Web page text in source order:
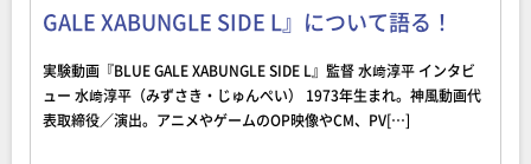
GALE XABUNGLE SIDE L』について語る！
実験動画『BLUE GALE XABUNGLE SIDE L』監督 水﨑淳平 インタビ
ュー 水﨑淳平（みずさき・じゅんぺい） 1973年生まれ。神風動画代
表取締役／演出。アニメやゲームのOP映像やCM、PV[…]